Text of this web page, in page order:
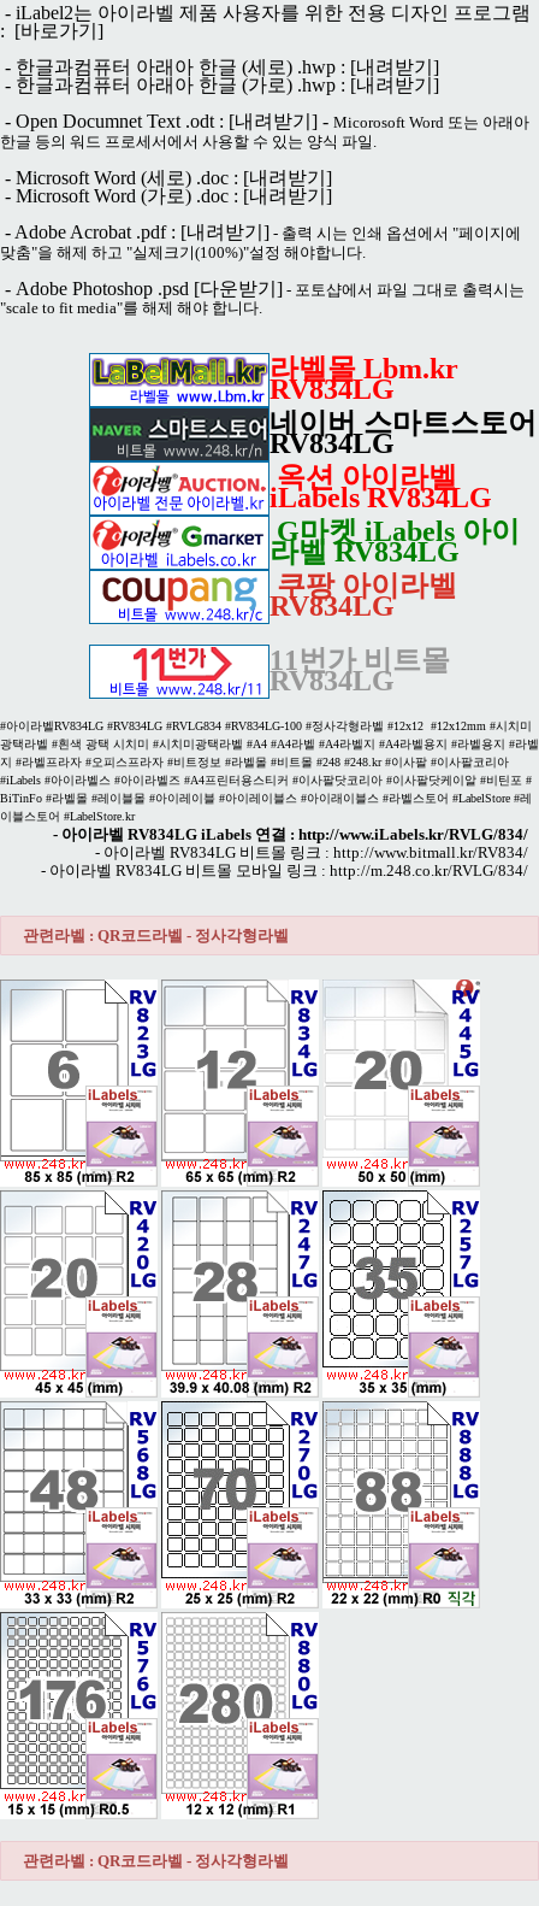
- iLabel2는 아이라벨 제품 사용자를 위한 전용 디자인 프로그램
: [바로가기]
- 한글과컴퓨터 아래아 한글 (세로) .hwp : [내려받기]
- 한글과컴퓨터 아래아 한글 (가로) .hwp : [내려받기]
- Open Documnet Text .odt : [내려받기] - Micorosoft Word 또는 아래아
한글 등의 워드 프로세서에서 사용할 수 있는 양식 파일.
- Microsoft Word (세로) .doc : [내려받기]
- Microsoft Word (가로) .doc : [내려받기]
- Adobe Acrobat .pdf : [내려받기] - 출력 시는 인쇄 옵션에서 "페이지에
맞춤"을 해제 하고 "실제크기(100%)"설정 해야합니다.
- Adobe Photoshop .psd [다운받기] - 포토샵에서 파일 그대로 출력시는
"scale to fit media"를 해제 해야 합니다.
라벨몰 Lbm.kr
RV834LG
네이버 스마트스토어
RV834LG
옥션 아이라벨
iLabels RV834LG
G마켓 iLabels 아이
라벨 RV834LG
쿠팡 아이라벨
RV834LG
11번가 비트몰
RV834LG
#아이라벨RV834LG #RV834LG #RVLG834 #RV834LG-100 #정사각형라벨 #12x12 #12x12mm #시치미
광택라벨 #흰색 광택 시치미 #시치미광택라벨 #A4 #A4라벨 #A4라벨지 #A4라벨용지 #라벨용지 #라벨
지 #라벨프라자 #오피스프라자 #비트정보 #라벨몰 #비트몰 #248 #248.kr #이사팔 #이사팔코리아
#iLabels #아이라벨스 #아이라벨즈 #A4프린터용스티커 #이사팔닷코리아 #이사팔닷케이알 #비틴포 #
BiTinFo #라벨몰 #레이블몰 #아이레이블 #아이레이블스 #아이래이블스 #라벨스토어 #LabelStore #레
이블스토어 #LabelStore.kr
- 아이라벨 RV834LG iLabels 연결 : http://www.iLabels.kr/RVLG/834/
- 아이라벨 RV834LG 비트몰 링크 : http://www.bitmall.kr/RV834/
- 아이라벨 RV834LG 비트몰 모바일 링크 : http://m.248.co.kr/RVLG/834/
관련라벨 : QR코드라벨 - 정사각형라벨
관련라벨 : QR코드라벨 - 정사각형라벨